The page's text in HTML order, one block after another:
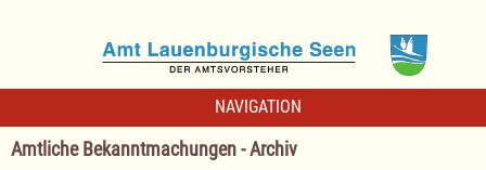
NAVIGATION
Amtliche Bekanntmachungen - Archiv